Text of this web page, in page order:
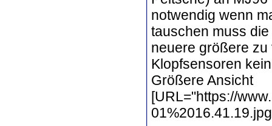
notwendig wenn
tauschen muss
neuere größere
Klopfsensoren
Größere Ansicht
[URL="https://